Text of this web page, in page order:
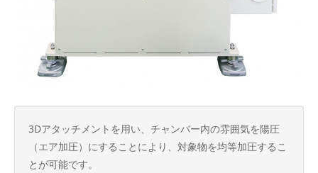
3Dアタッチメントを用い、チャンバー内の雰囲気を陽圧
（エア加圧）にすることにより、対象物を均等加圧するこ
とが可能です。